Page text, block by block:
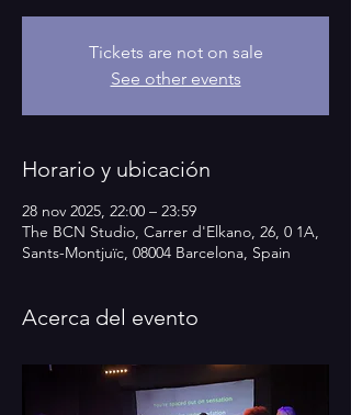
Tickets are not on sale
See other events
Horario y ubicación
28 nov 2025, 22:00 – 23:59
The BCN Studio, Carrer d'Elkano, 26, 0 1A,
Sants-Montjuïc, 08004 Barcelona, Spain
Acerca del evento